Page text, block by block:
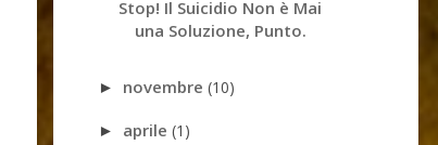
Stop! Il Suicidio Non è Mai
una Soluzione, Punto.
► novembre(10)
► aprile(1)